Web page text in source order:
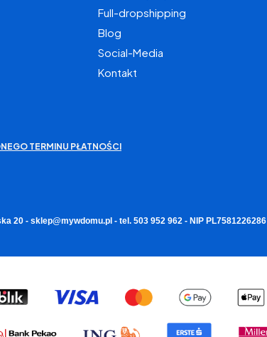
Full-dropshipping
Blog
Social-Media
Kontakt
TERMINU PŁATNOŚCI
- sklep@mywdomu.pl - tel. 503 952 962 - NIP